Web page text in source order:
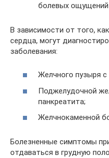
болевых ощущений
В зависимости от того,
сердца, могут
заболевания:
Желчного пузыря с
Поджелудочной
панкреатита;
Желчнокаменной
Болезненные симптомы
отдаваться в грудную